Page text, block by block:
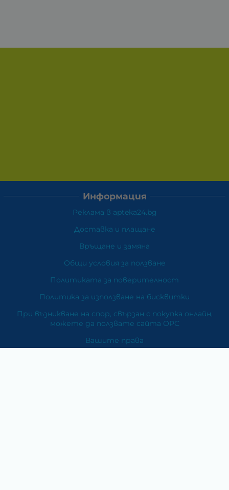
Информация
Реклама в apteka24.bg
Доставка и плащане
Връщане и замяна
Общи условия за ползване
Политиката за поверителност
Политика за използване на бисквитки
При възникване на спор, свързан с покупка онлайн,
можете да ползвате сайта ОРС
Вашите права